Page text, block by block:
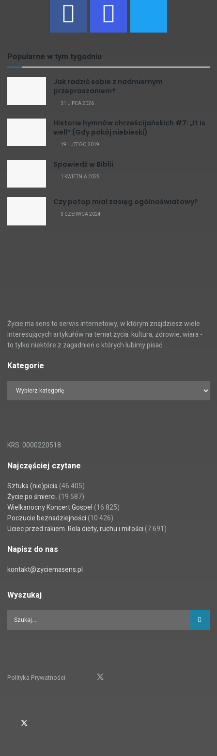
Popularne w tym tygodniu
Jak radzić sobie z nadmiernym
przepraszaniem?
31 LIPCA 2026
Historie hymnów chrześcijańskich #7: „It is
well” (Gdy pokój niebieski)
19 LUTEGO 2019
Spowiedź w Biblii
1 KWIETNIA 2025
Czy potop miał zasięg ogólnoświatowy?
3 CZERWCA 2024
Życie ma sens to serwis internetowy, w którym znajdziesz wiele
interesujących artykułów na temat życia: kultura, zdrowie, wiara -
to tylko niektóre z zagadnień o których lubimy pisać.
Kategorie
KRS: 0000220518
Najczęściej czytane
Sztuka (nie)picia(46 405)
Życie po śmierci. (19 587)
Wielkanocny Koncert Gospel (16 825)
Poczucie beznadziejności (10 426)
Uciec przed rakiem. Rola diety, ruchu i miłości (7 691)
Napisz do nas
kontakt@zyciemasens.pl
Wyszukaj
Polityka Prywatności